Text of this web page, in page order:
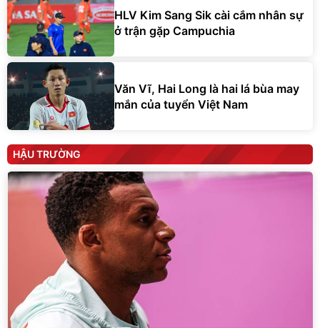
HLV Kim Sang Sik cài cắm nhân sự
ở trận gặp Campuchia
Văn Vĩ, Hai Long là hai lá bùa may
mắn của tuyển Việt Nam
HẬU TRƯỜNG